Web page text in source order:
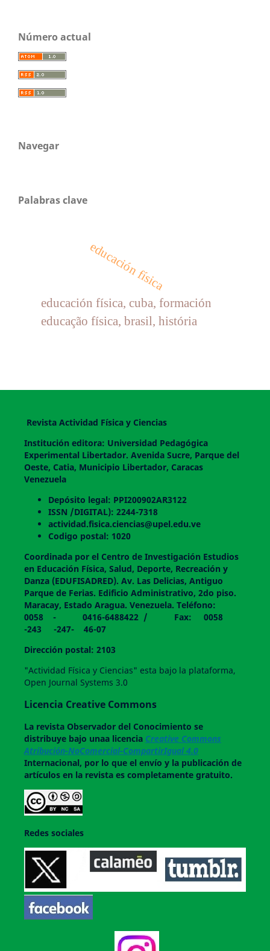
Número actual
Navegar
Palabras clave
educación física
educación física, cuba, formación
educação física, brasil, história
Revista Actividad Física y Ciencias
Institución editora: Universidad Pedagógica
Experimental Libertador. Avenida Sucre, Parque del
Oeste, Catia, Municipio Libertador, Caracas
Venezuela
Depósito legal: PPI200902AR3122
ISSN /DIGITAL): 2244-7318
actividad.fisica.ciencias@upel.edu.ve
Codigo postal: 1020
Coordinada por el Centro de Investigación Estudios
en Educación Física, Salud, Deporte, Recreación y
Danza (EDUFISADRED). Av. Las Delicias, Antiguo
Parque de Ferias. Edificio Administrativo, 2do piso.
Maracay, Estado Aragua. Venezuela. Teléfono:
0058 - 0416-6488422 / Fax: 0058
-243 -247- 46-07
Dirección postal: 2103
"Actividad Física y Ciencias" esta bajo la plataforma,
Open Journal Systems 3.0
Licencia Creative Commons
La revistaObservador del Conocimiento se
distribuye bajo unaa licencia Creative Commons
Atribución-NoComercial-CompartirIgual 4.0
Internacional, por lo que el envío y la publicación de
artículos en la revista es completamente gratuito.
Redes sociales